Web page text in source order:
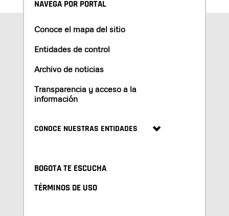
NAVEGA POR PORTAL
Conoce el mapa del sitio
Entidades de control
Archivo de noticias
Transparencia y acceso a la
información
CONOCE NUESTRAS ENTIDADES
BOGOTA TE ESCUCHA
TÉRMINOS DE USO